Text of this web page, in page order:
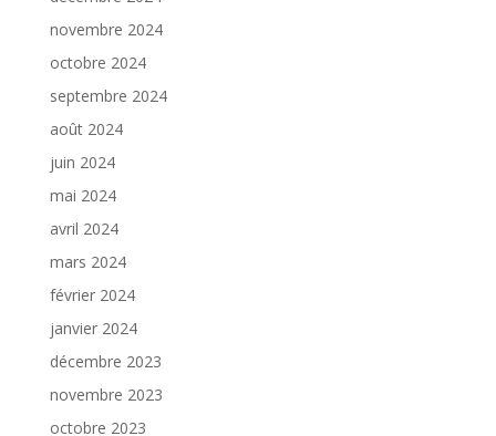
novembre 2024
octobre 2024
septembre 2024
août 2024
juin 2024
mai 2024
avril 2024
mars 2024
février 2024
janvier 2024
décembre 2023
novembre 2023
octobre 2023